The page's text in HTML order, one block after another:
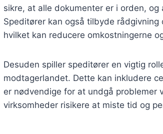
sikre, at alle dokumenter er i orden,
Speditører kan også tilbyde
hvilket kan reducere omkostningerne
Desuden spiller speditører en vigtig
modtagerlandet. Dette kan inkludere
er nødvendige for at undgå
virksomheder risikere at miste tid og